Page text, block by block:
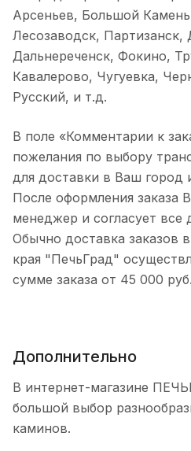
Арсеньев, Большой
Лесозаводск, Партизанск,
Дальнереченск, Фокино,
Кавалерово, Чугуевка,
Русский, и т.д.
В поле «Комментарии к
пожелания по выбору
для доставки в Ваш город
После оформления заказа
менеджер и согласует все
Обычно доставка заказов
края "ПечьГрад"
сумме заказа от 45 000 руб.
Дополнительно
В интернет-магазине
большой выбор
каминов.